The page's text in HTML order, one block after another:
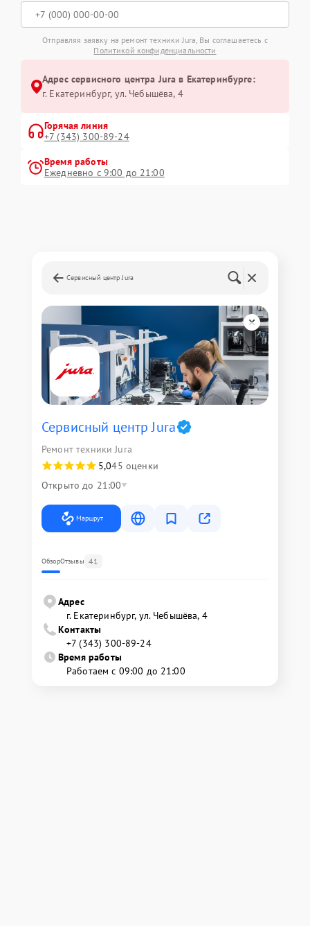
Отправляя заявку на ремонт техники Jura, Вы соглашаетесь с
Политикой конфиденциальности
Адрес сервисного центра Jura в Екатеринбурге:
г. Екатеринбург, ул. Чебышёва, 4
Горячая линия
+7 (343) 300-89-24
Время работы
Ежедневно с 9:00 до 21:00
Сервисный центр Jura
Сервисный центр Jura
Ремонт техники Jura
5,045 оценки
Открыто до 21:00
Маршрут
ОбзорОтзывы 41
Адрес
г. Екатеринбург, ул. Чебышёва, 4
Контакты
+7 (343) 300-89-24
Время работы
Работаем с 09:00 до 21:00